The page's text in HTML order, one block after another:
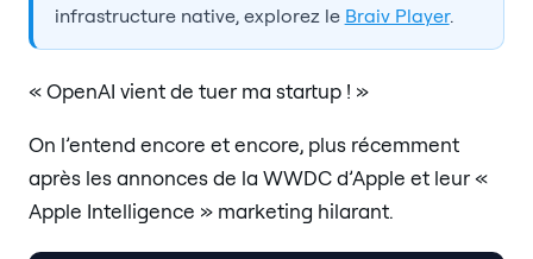
infrastructure native, explorez le Braiv Player.
« OpenAI vient de tuer ma startup ! »
On l’entend encore et encore, plus récemment
après les annonces de la WWDC d’Apple et leur «
Apple Intelligence » marketing hilarant.